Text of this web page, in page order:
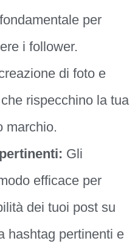
per
i follower.
di foto e
rispecchino la tua
marchio.
Gli
efficace per
dei tuoi post su
hashtag pertinenti e